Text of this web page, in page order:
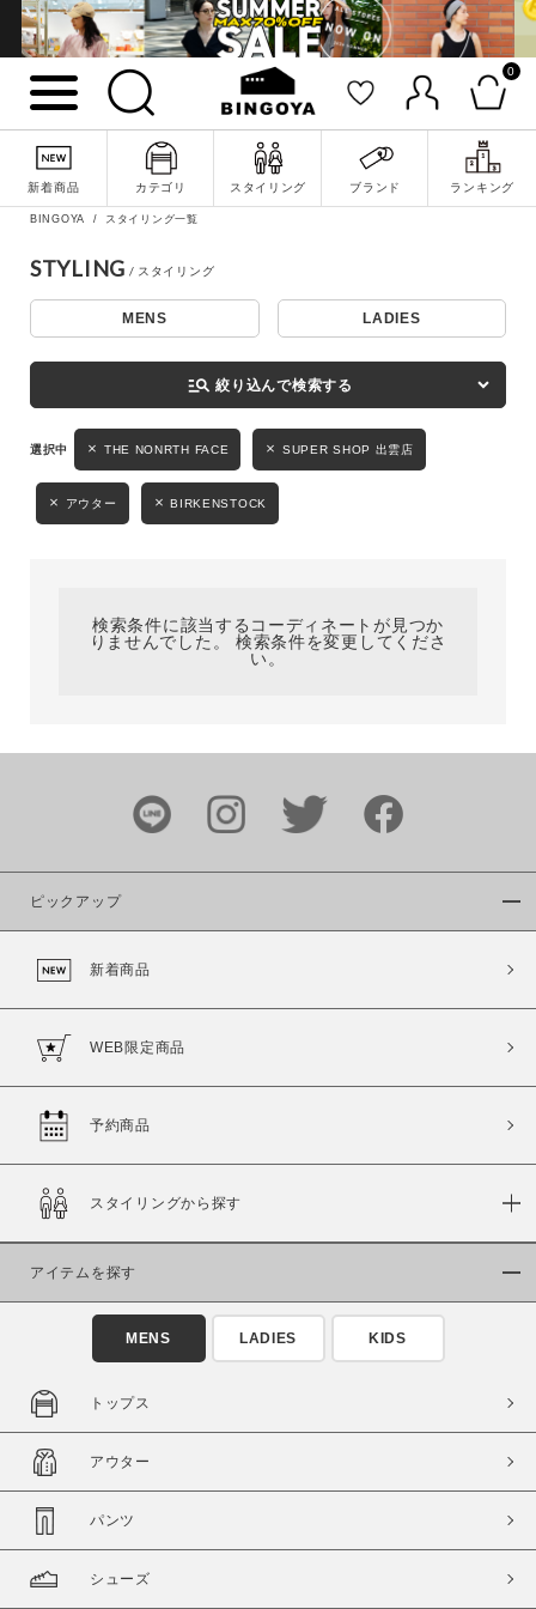
0
新着商品 カテゴリ スタイリング ブランド ランキング
詳細検索
キーワード
性別
MENS LADIES KIDS
ブランド
カラー
商品タイプ
通常商品
セール価格 WEB限定
在庫
在庫あり
BINGOYA スタイリング一覧
STYLING
MENS LADIES
manage_search 絞り込んで検索する
THE NONRTH FACE SUPER SHOP 出雲店
アウター BIRKENSTOCK
検索条件に該当するコーディネートが見つか
りませんでした。 検索条件を変更してくださ
い。
ピックアップ
新着商品
WEB限定商品
予約商品
スタイリングから探す
アイテムを探す
MENS LADIES KIDS
トップス
アウター
パンツ
シューズ